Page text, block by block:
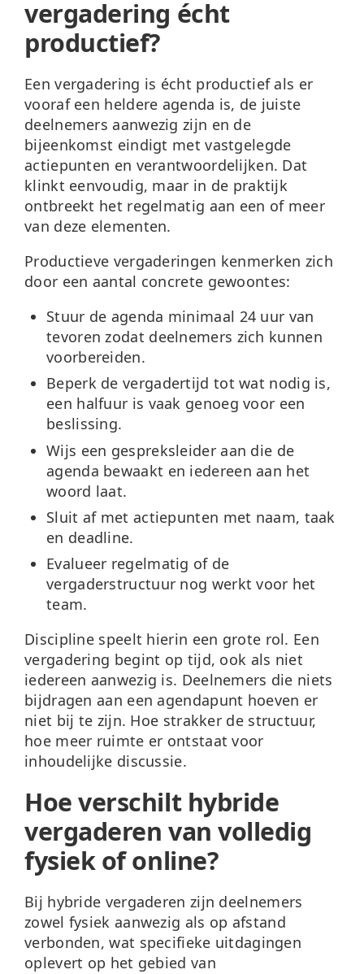
vergadering écht
productief?
Een vergadering is écht productief als er
vooraf een heldere agenda is, de juiste
deelnemers aanwezig zijn en de
bijeenkomst eindigt met vastgelegde
actiepunten en verantwoordelijken. Dat
klinkt eenvoudig, maar in de praktijk
ontbreekt het regelmatig aan een of meer
van deze elementen.
Productieve vergaderingen kenmerken zich
door een aantal concrete gewoontes:
Stuur de agenda minimaal 24 uur van
tevoren zodat deelnemers zich kunnen
voorbereiden.
Beperk de vergadertijd tot wat nodig is,
een halfuur is vaak genoeg voor een
beslissing.
Wijs een gespreksleider aan die de
agenda bewaakt en iedereen aan het
woord laat.
Sluit af met actiepunten met naam, taak
en deadline.
Evalueer regelmatig of de
vergaderstructuur nog werkt voor het
team.
Discipline speelt hierin een grote rol. Een
vergadering begint op tijd, ook als niet
iedereen aanwezig is. Deelnemers die niets
bijdragen aan een agendapunt hoeven er
niet bij te zijn. Hoe strakker de structuur,
hoe meer ruimte er ontstaat voor
inhoudelijke discussie.
Hoe verschilt hybride
vergaderen van volledig
fysiek of online?
Bij hybride vergaderen zijn deelnemers
zowel fysiek aanwezig als op afstand
verbonden, wat specifieke uitdagingen
oplevert op het gebied van